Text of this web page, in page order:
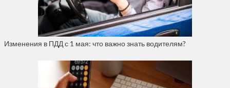
Изменения в ПДД с 1 мая: что важно знать водителям?